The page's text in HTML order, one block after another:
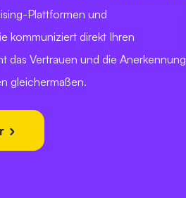
Plattformen und
kommuniziert direkt Ihren
das Vertrauen und die Anerkennung
gleichermaßen.